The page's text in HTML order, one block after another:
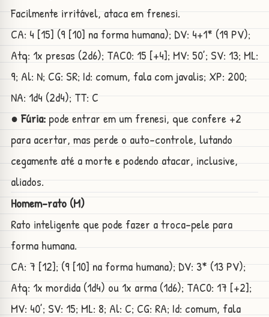
Facilmente irritável, ataca em frenesi.
CA: 4 [15] (9 [10] na forma humana); DV: 4+1* (19 PV);
Atq: 1x presas (2d6); TAC0: 15 [+4]; MV: 50’; SV: 13; ML:
9; Al: N; CG: SR; Id: comum, fala com javalis; XP: 200;
NA: 1d4 (2d4); TT: C
● Fúria:pode entrar em um frenesi, que confere +2
para acertar, mas perde o auto-controle, lutando
cegamente até a morte e podendo atacar, inclusive,
aliados.
Homem-rato (M)
Rato inteligente que pode fazer a troca-pele para
forma humana.
CA: 7 [12]; (9 [10] na forma humana); DV: 3* (13 PV);
Atq: 1x mordida (1d4) ou 1x arma (1d6); TAC0: 17 [+2];
MV: 40’; SV: 15; ML: 8; Al: C; CG: RA; Id: comum, fala